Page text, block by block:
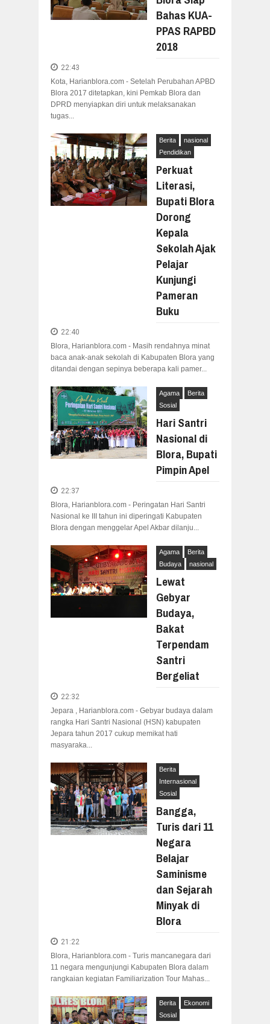
Bahas KUA-
PPAS RAPBD
2018
22:43
Kota, Harianblora.com - Setelah Perubahan APBD
Blora 2017 ditetapkan, kini Pemkab Blora dan
DPRD menyiapkan diri untuk melaksanakan
tugas...
Berita
nasional
Pendidikan
Perkuat
Literasi,
Bupati Blora
Dorong
Kepala
Sekolah Ajak
Pelajar
Kunjungi
Pameran
Buku
22:40
Blora, Harianblora.com - Masih rendahnya minat
baca anak-anak sekolah di Kabupaten Blora yang
ditandai dengan sepinya beberapa kali pamer...
Agama
Berita
Sosial
Hari Santri
Nasional di
Blora, Bupati
Pimpin Apel
22:37
Blora, Harianblora.com - Peringatan Hari Santri
Nasional ke III tahun ini diperingati Kabupaten
Blora dengan menggelar Apel Akbar dilanju...
Agama
Berita
Budaya
nasional
Lewat
Gebyar
Budaya,
Bakat
Terpendam
Santri
Bergeliat
22:32
Jepara , Harianblora.com - Gebyar budaya dalam
rangka Hari Santri Nasional (HSN) kabupaten
Jepara tahun 2017 cukup memikat hati
masyaraka...
Berita
Internasional
Sosial
Bangga,
Turis dari 11
Negara
Belajar
Saminisme
dan Sejarah
Minyak di
Blora
21:22
Blora, Harianblora.com - Turis mancanegara dari
11 negara mengunjungi Kabupaten Blora dalam
rangkaian kegiatan Familiarization Tour Mahas...
Berita
Ekonomi
Sosial